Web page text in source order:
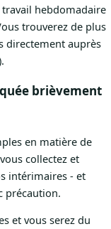
hebdomadaire
trouverez de plus
directement auprès
brièvement
en matière de
collectez et
intérimaires - et
précaution.
et vous serez du